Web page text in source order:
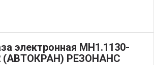
электронная МН1.1130-
(АВТОКРАН) РЕЗОНАНС